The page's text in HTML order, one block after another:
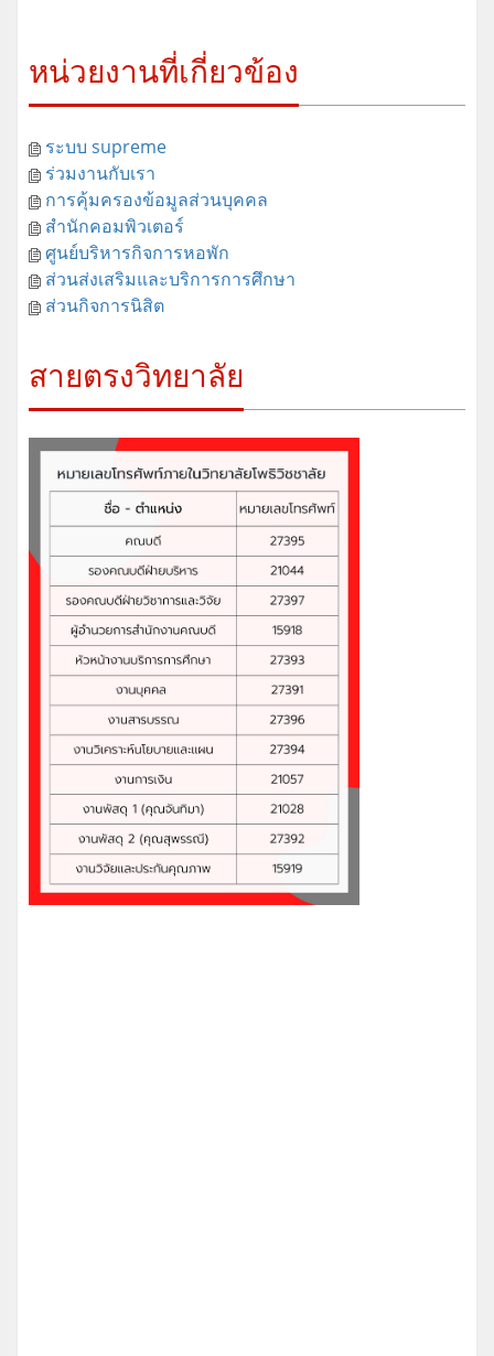
หน่วยงานที่เกี่ยวข้อง
ระบบ supreme
ร่วมงานกับเรา
การคุ้มครองข้อมูลส่วนบุคคล
สำนักคอมพิวเตอร์
ศูนย์บริหารกิจการหอพัก
ส่วนส่งเสริมและบริการการศึกษา
ส่วนกิจการนิสิต
สายตรงวิทยาลัย